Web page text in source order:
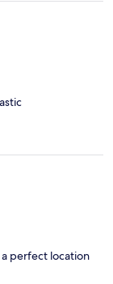
perfect location